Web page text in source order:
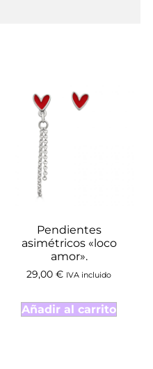
Pendientes
asimétricos «loco
amor».
29,00 € IVA incluido
Añadir al carrito